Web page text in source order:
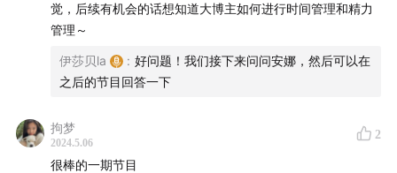
凤凤的天外仙音被我们录到了！
33:00 头部博主确实被人捧着，安娜也曾有过“飘了”的阶段
觉，后续有机会的话想知道大博主如何进行时间管理和精力
管理～
伊莎贝la : 好问题！我们接下来问问安娜，然后可以在
之后的节目回答一下
拘梦
2024.5.06
2
很棒的一期节目